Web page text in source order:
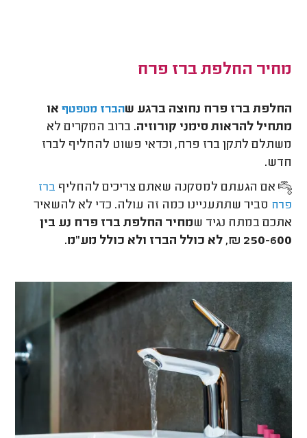
מחיר החלפת ברז פרח
החלפת ברז פרח נחוצה ברגע שהברז מטפטף או
מתחיל להראות סימני קורוזיה. ברוב המקרים לא
משתלם לתקן ברז פרח, וכדאי פשוט להחליף לברז
חדש.
אם הגעתם למסקנה שאתם צריכים להחליף ברז
פרח סביר שתתעניינו כמה זה עולה. כדי לא להשאיר
אתכם במתח נגיד שמחיר החלפת ברז פרח נע בין
250-600 ₪, לא כולל הברז ולא כולל מע"מ.